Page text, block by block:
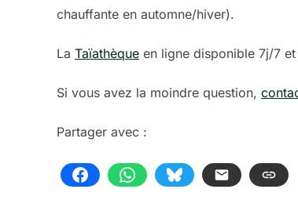
chauffante en automne/hiver).
La Taïathèque en ligne disponible 7j/7
Si vous avez la moindre question,
Partager avec :